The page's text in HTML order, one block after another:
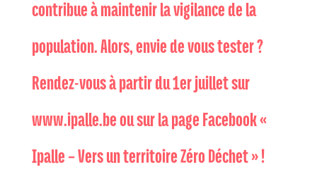
contribue à maintenir la vigilance de la
population. Alors, envie de vous tester ?
Rendez-vous à partir du 1er juillet sur
www.ipalle.beou sur la page Facebook «
Ipalle – Vers un territoire Zéro Déchet » !